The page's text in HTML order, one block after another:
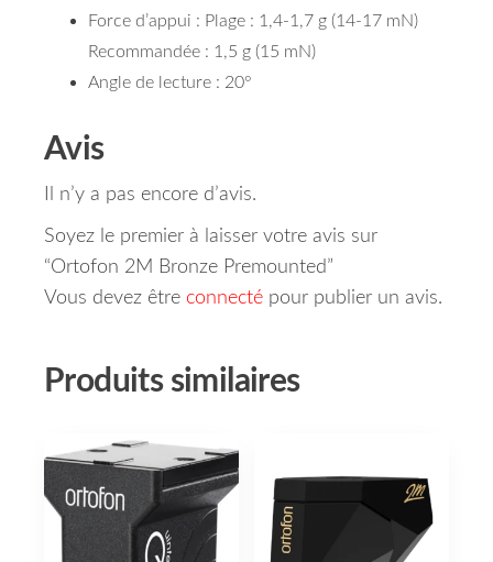
Force d’appui : Plage : 1,4-1,7 g (14-17 mN)
Recommandée : 1,5 g (15 mN)
Angle de lecture : 20°
Avis
Il n’y a pas encore d’avis.
Soyez le premier à laisser votre avis sur
“Ortofon 2M Bronze Premounted”
Vous devez être connecté pour publier un avis.
Produits similaires